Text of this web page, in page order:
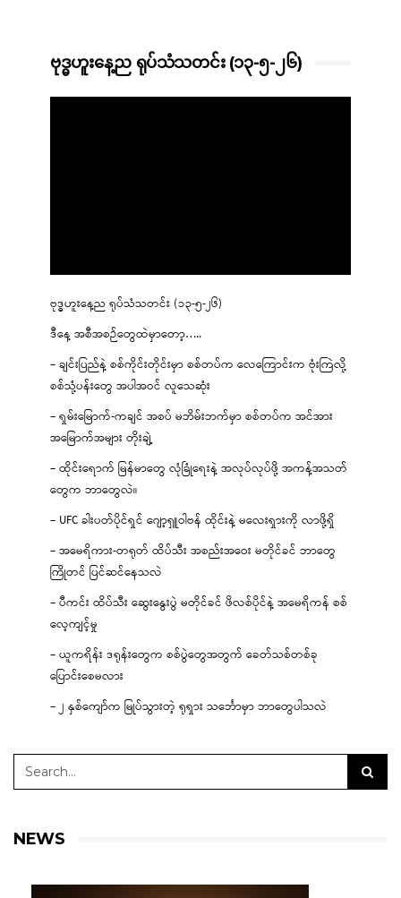
ဗုဒ္ဓဟူးနေ့ည ရုပ်သံသတင်း (၁၃-၅-၂၆)
ဗုဒ္ဓဟူးနေ့ည ရုပ်သံသတင်း (၁၃-၅-၂၆)
ဒီနေ့ အစီအစဉ်တွေထဲမှာတော့…..
– ချင်းပြည်နဲ့ စစ်ကိုင်းတိုင်းမှာ စစ်တပ်က လေကြောင်းက ဗုံးကြဲလို့
စစ်သုံ့ပန်းတွေ အပါအဝင် လူသေဆုံး
– ရှမ်းမြောက်-ကချင် အစပ် မဘိမ်းဘက်မှာ စစ်တပ်က အင်အား
အမြောက်အများ တိုးချဲ့
– ထိုင်းရောက် မြန်မာတွေ လုံခြုံရေးနဲ့ အလုပ်လုပ်ဖို့ အကန့်အသတ်
တွေက ဘာတွေလဲ။
– UFC ခါးပတ်ပိုင်ရှင် ဂျော့ရှူဝါဗန် ထိုင်းနဲ့ မလေးရှားကို လာဖို့ရှိ
– အမေရိကား-တရုတ် ထိပ်သီး အစည်းအဝေး မတိုင်ခင် ဘာတွေ
ကြိုတင် ပြင်ဆင်နေသလဲ
– ပီကင်း ထိပ်သီး ဆွေးနွေးပွဲ မတိုင်ခင် ဖိလစ်ပိုင်နဲ့ အမေရိကန် စစ်
လေ့ကျင့်မှု
– ယူကရိန်း ဒရုန်းတွေက စစ်ပွဲတွေအတွက် ခေတ်သစ်တစ်ခု
ပြောင်းစေမလား
– ၂ နှစ်ကျော်က မြုပ်သွားတဲ့ ရုရှား သင်္ဘောမှာ ဘာတွေပါသလဲ
NEWS